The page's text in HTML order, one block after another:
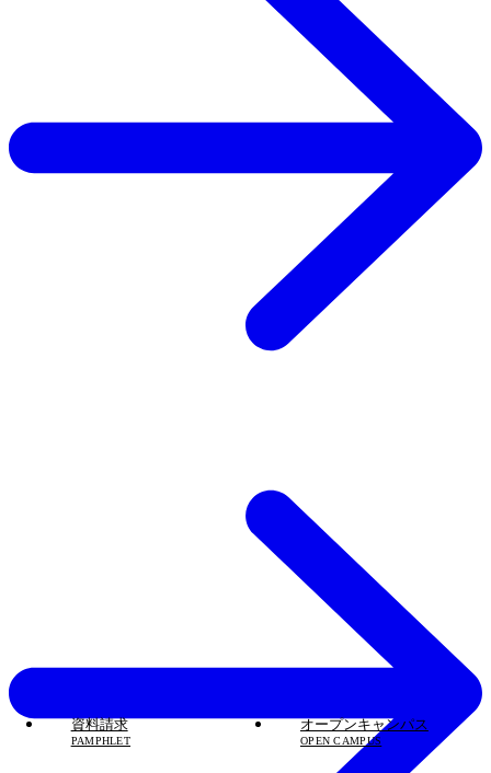
資料請求
PAMPHLET
オープンキャンパス
OPEN CAMPUS